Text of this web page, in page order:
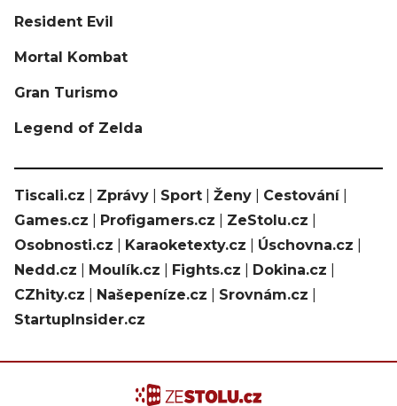
Resident Evil
Mortal Kombat
Gran Turismo
Legend of Zelda
Tiscali.cz Zprávy Sport Ženy Cestování|
Games.cz
Profigamers.cz ZeStolu.cz
Osobnosti.cz
Karaoketexty.cz Úschovna.cz
Nedd.cz
Moulík.cz Fights.cz Dokina.cz
CZhity.cz
Našepeníze.cz Srovnám.cz
StartupInsider.cz